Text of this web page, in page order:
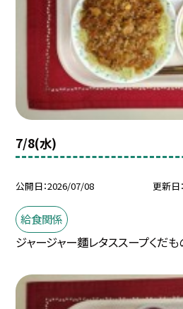
7/8(水)
公開日 2026/07/08 更新日
給食関係
ジャージャー麵レタススープくだ